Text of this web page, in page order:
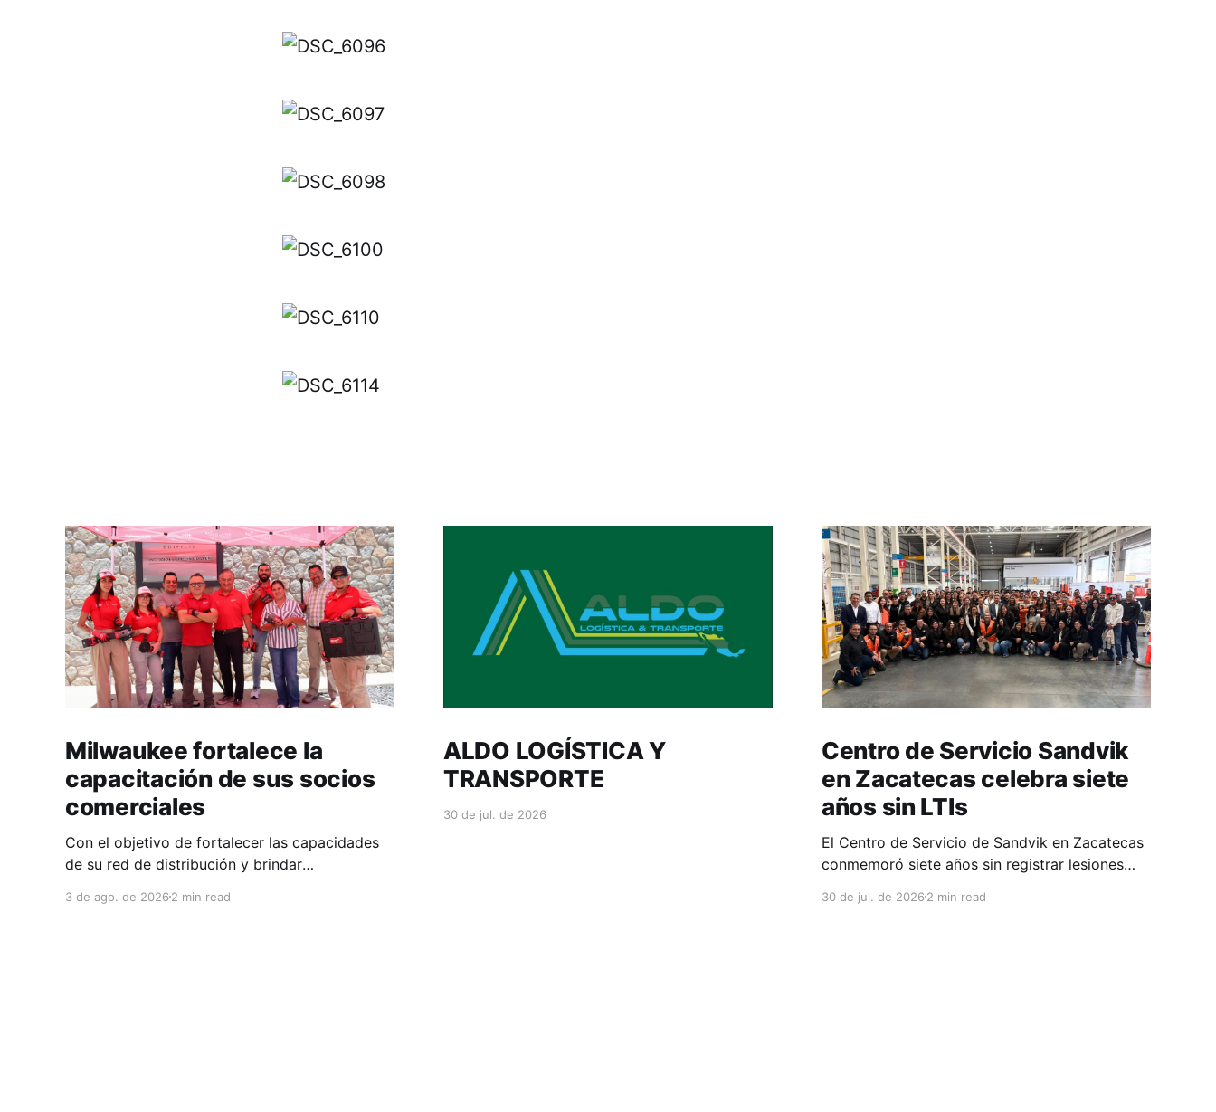
Milwaukee fortalece la
capacitación de sus socios
comerciales
Con el objetivo de fortalecer las capacidades
de su red de distribución y brindar
desempeño comercial y técnico, Milwaukee
3 de ago. de 2026 2 min read
ALDO LOGÍSTICA Y
TRANSPORTE
30 de jul. de 2026
Centro de Servicio Sandvik
en Zacatecas celebra siete
años sin LTIs
El Centro de Servicio de Sandvik en Zacatecas
conmemoró siete años sin registrar lesiones
la consolidación de una cultura de seguridad
30 de jul. de 20262 min read